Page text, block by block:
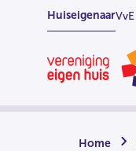
OverslaanHuiseigenaarVvE
Homepage
Home